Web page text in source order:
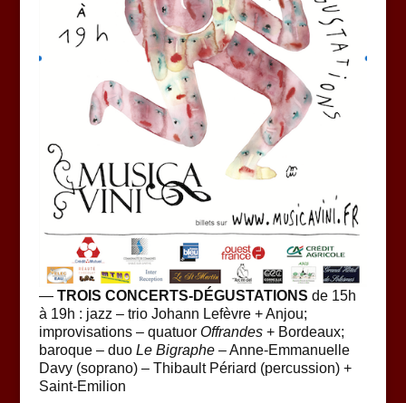
— TROIS CONCERTS-DÉGUSTATIONS de 15h
à 19h : jazz – trio Johann Lefèvre + Anjou;
improvisations – quatuor Offrandes+ Bordeaux;
baroque – duo Le Bigraphe– Anne-Emmanuelle
Davy (soprano) – Thibault Périard (percussion) +
Saint-Emilion